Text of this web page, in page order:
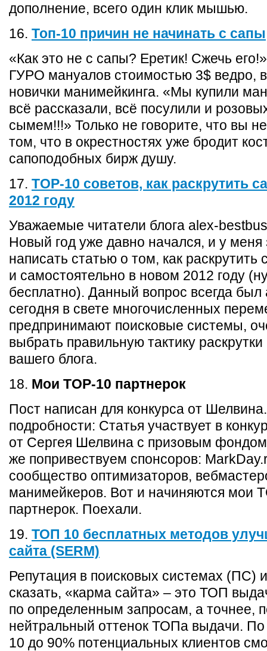
дополнение, всего один клик мышью.
16. Топ-10 причин не начинать с сапы
«Как это не с сапы? Еретик! Сжечь
ГУРО мануалов стоимостью 3$ ведро,
новички манимейкинга. «Мы купили
всё рассказали, всё посулили и
сымем!!!» Только не говорите, что вы
том, что в окрестностях уже бродит
сапоподобных бирж душу.
17. TOP-10 советов, как раскрутить
2012 году
Уважаемые читатели блога alex-
Новый год уже давно начался, и у меня
написать статью о том, как раскрутить
и самостоятельно в новом 2012 году
бесплатно). Данный вопрос всегда
сегодня в свете многочисленных
предпринимают поисковые системы,
выбрать правильную тактику
вашего блога.
18. Мои TOP-10 партнерок
Пост написан для конкурса от
подробности: Статья участвует в
от Сергея Шелвина с призовым
же попривествуем спонсоров:
сообщество оптимизаторов,
манимейкеров. Вот и начиняются мои
партнерок. Поехали.
19. ТОП 10 бесплатных методов
сайта (SERM)
Репутация в поисковых системах (ПС)
сказать, «карма сайта» – это ТОП
по определенным запросам, а точнее,
нейтральный оттенок ТОПа выдачи. По
10 до 90% потенциальных клиентов